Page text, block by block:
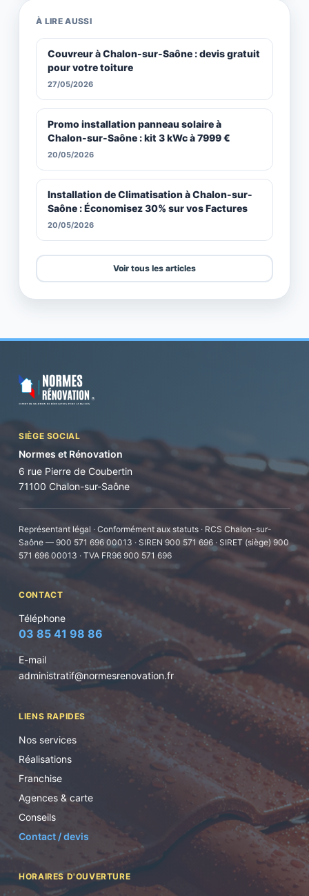
À LIRE AUSSI
Couvreur à Chalon-sur-Saône : devis gratuit
pour votre toiture
27/05/2026
Promo installation panneau solaire à
Chalon-sur-Saône : kit 3 kWc à 7999 €
20/05/2026
Installation de Climatisation à Chalon-sur-
Saône : Économisez 30% sur vos Factures
20/05/2026
Voir tous les articles
SIÈGE SOCIAL
Normes et Rénovation
6 rue Pierre de Coubertin
71100 Chalon-sur-Saône
Représentant légal · Conformément aux statuts · RCS Chalon-sur-
Saône — 900 571 696 00013 · SIREN 900 571 696 · SIRET (siège) 900
571 696 00013 · TVA FR96 900 571 696
CONTACT
Téléphone
03 85 41 98 86
E-mail
administratif@normesrenovation.fr
LIENS RAPIDES
Nos services
Réalisations
Franchise
Agences & carte
Conseils
Contact / devis
HORAIRES D'OUVERTURE